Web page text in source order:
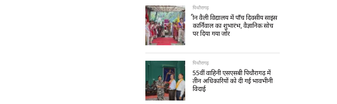
पिथौरागढ़
ग्रीन वैली विद्यालय में पाँच दिवसीय साइंस
कार्निवाल का शुभारंभ, वैज्ञानिक सोच
पर दिया गया जोर
पिथौरागढ़
55वीं वाहिनी एसएसबी पिथौरागढ़ में
तीन अधिकारियों को दी गई भावभीनी
विदाई